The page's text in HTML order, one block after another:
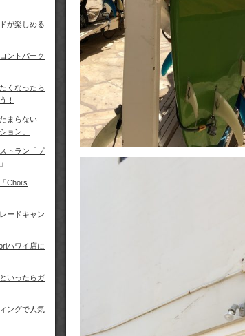
が楽しめる
ントパーク
くなったら
！
まらない
ョン」
トラン「プ
Choi’s
ードキャン
ハワイ店に
いったらガ
ングで人気